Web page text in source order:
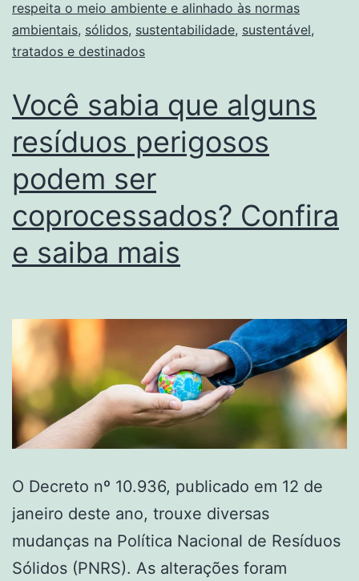
respeita o meio ambiente e alinhado às normas
ambientais, sólidos, sustentabilidade, sustentável,
tratados e destinados
Você sabia que alguns
resíduos perigosos
podem ser
coprocessados? Confira
e saiba mais
O Decreto nº 10.936, publicado em 12 de
janeiro deste ano, trouxe diversas
mudanças na Política Nacional de Resíduos
Sólidos (PNRS). As alterações foram